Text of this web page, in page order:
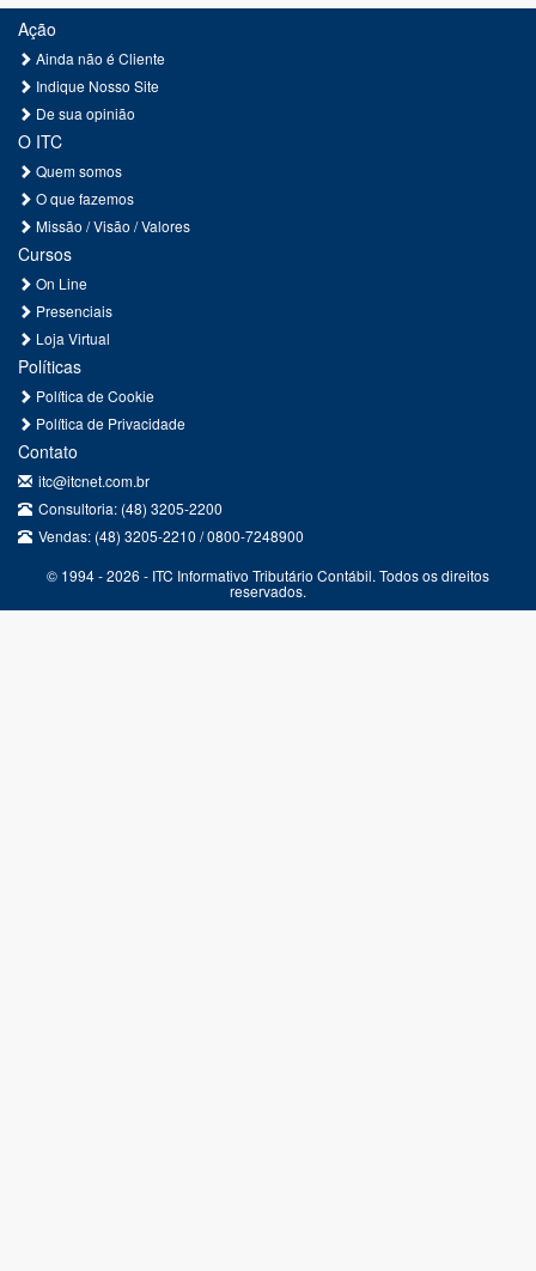
Ação
Ainda não é Cliente
Indique Nosso Site
De sua opinião
O ITC
Quem somos
O que fazemos
Missão / Visão / Valores
Cursos
On Line
Presenciais
Loja Virtual
Políticas
Política de Cookie
Política de Privacidade
Contato
itc@itcnet.com.br
Consultoria: (48) 3205-2200
Vendas: (48) 3205-2210 / 0800-7248900
© 1994 - 2026 - ITC Informativo Tributário Contábil. Todos os direitos
reservados.